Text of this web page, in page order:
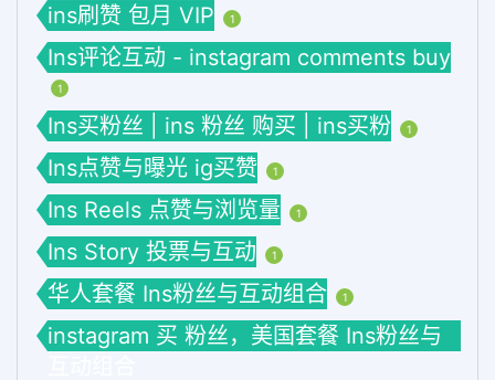
ins刷赞 包月 VIP 1
Ins评论互动 - instagram comments buy
1
Ins买粉丝 | ins 粉丝 购买 | ins买粉 1
Ins点赞与曝光 ig买赞 1
Ins Reels 点赞与浏览量 1
Ins Story 投票与互动 1
华人套餐 Ins粉丝与互动组合 1
instagram 买 粉丝，美国套餐 Ins粉丝与